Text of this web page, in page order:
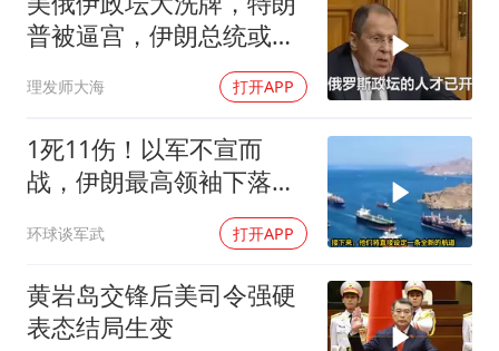
普被逼宫，伊朗总统或下
理发师大海 打开APP
1死11伤！以军不宣而
战，伊朗最高领袖下落不
明？特朗普发出通牒
环球谈军武 打开APP
黄岩岛交锋后美司令强硬
表态结局生变